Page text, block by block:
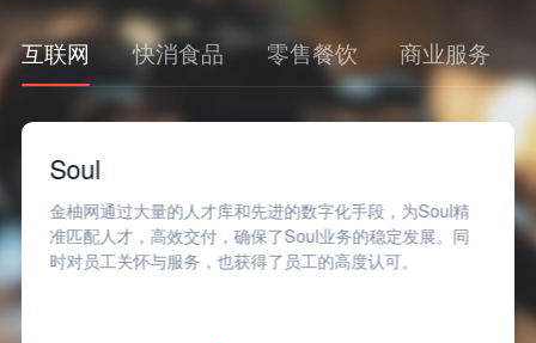
互联网 快消食品 零售餐饮 商业服务
Soul
金柚网通过大量的人才库和先进的数字化手段，为Soul精
准匹配人才，高效交付，确保了Soul业务的稳定发展。同
时对员工关怀与服务，也获得了员工的高度认可。